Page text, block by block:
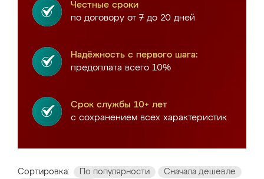
Честные сроки
по договору от 7 до 20 дней
Надёжность с первого шага:
предоплата всего 10%
Срок службы 10+ лет
с сохранением всех характеристик
Сортировка: По популярности
Сначала дешевле